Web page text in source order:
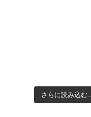
さらに読み込む…